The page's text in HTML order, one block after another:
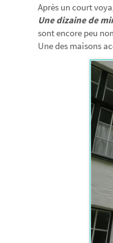
Après un court
Une dizaine de
sont encore peu
Une des maisons